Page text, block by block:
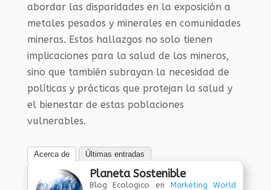
abordar las disparidades en la exposición a
metales pesados ​​y minerales en comunidades
mineras. Estos hallazgos no solo tienen
implicaciones para la salud de los mineros,
sino que también subrayan la necesidad de
políticas y prácticas que protejan la salud y
el bienestar de estas poblaciones
vulnerables.
Acerca de Últimas entradas
Planeta Sostenible
Blog Ecologico en Marketing World